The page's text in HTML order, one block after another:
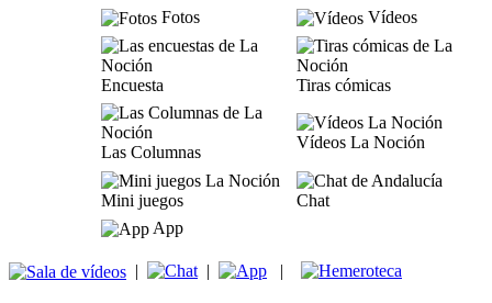
Fotos
Vídeos
Encuesta Tiras cómicas
Las Columnas
Vídeos La Noción
Mini juegos
Chat
App
| | |